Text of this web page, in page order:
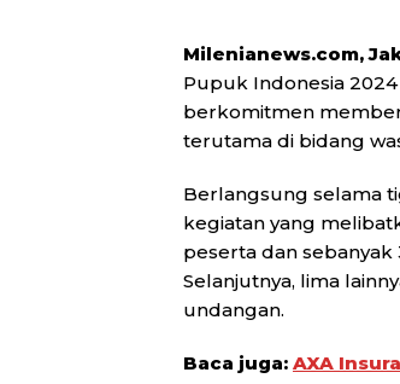
Milenianews.com,
Pupuk Indonesia
berkomitmen
terutama di bidang
Berlangsung selama
kegiatan yang
peserta dan
Selanjutnya, lima
undangan.
Baca juga: AXA